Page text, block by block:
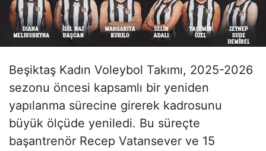
Beşiktaş Kadın Voleybol Takımı, 2025-2026
sezonu öncesi kapsamlı bir yeniden
yapılanma sürecine girerek kadrosunu
büyük ölçüde yeniledi. Bu süreçte
başantrenör Recep Vatansever ve 15